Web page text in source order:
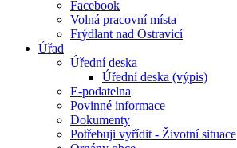
Facebook
Volná pracovní místa
Frýdlant nad Ostravicí
Úřad
Úřední deska
Úřední deska (výpis)
E-podatelna
Povinné informace
Dokumenty
Potřebuji vyřídit - Životní situace